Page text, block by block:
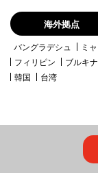
海外拠点
バングラデシュ ミ
フィリピン
ブルキ
韓国
台湾